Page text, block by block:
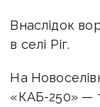
Внаслідок
в селі Ріг.
На
«КАБ-250» —